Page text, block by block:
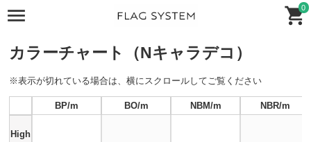
0
カラーチャート（Nキャラデコ）
※表示が切れている場合は、横にスクロールしてご覧ください
BP/m BO/m NBM/m NBR/m
High